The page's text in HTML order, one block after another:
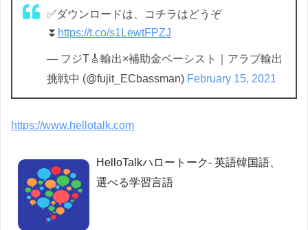
✅ダウンロードは、コチラはどうぞ
⏬ https://t.co/s1LewtFPZJ
— フジT🎸輸出×補助金ベーシスト｜アラブ輸出
挑戦中 (@fujit_ECbassman) February 15, 2021
https://www.hellotalk.com
HelloTalkハロートーク- 英語韓国語、
選べる学習言語